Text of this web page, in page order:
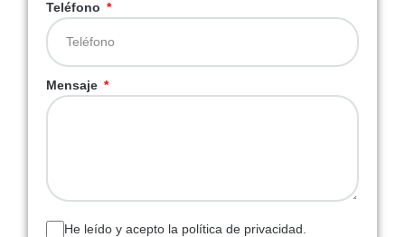
Teléfono
Mensaje
He leído y acepto la política de privacidad.